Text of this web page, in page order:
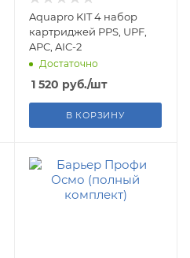
Aquapro KIT 4 набор
картриджей PPS, UPF,
APC, AIC-2
Достаточно
1 520 руб./шт
В КОРЗИНУ